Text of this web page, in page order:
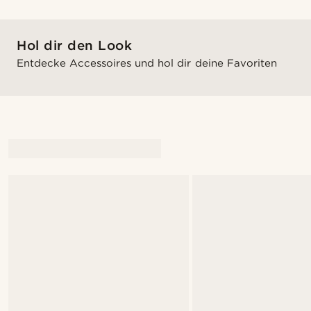
Hol dir den Look
Entdecke Accessoires und hol dir deine Favoriten